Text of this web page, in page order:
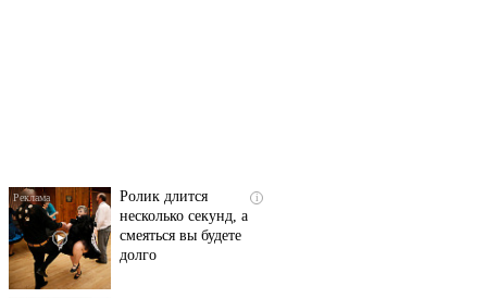
i
Ролик длится
несколько секунд, а
смеяться вы будете
долго